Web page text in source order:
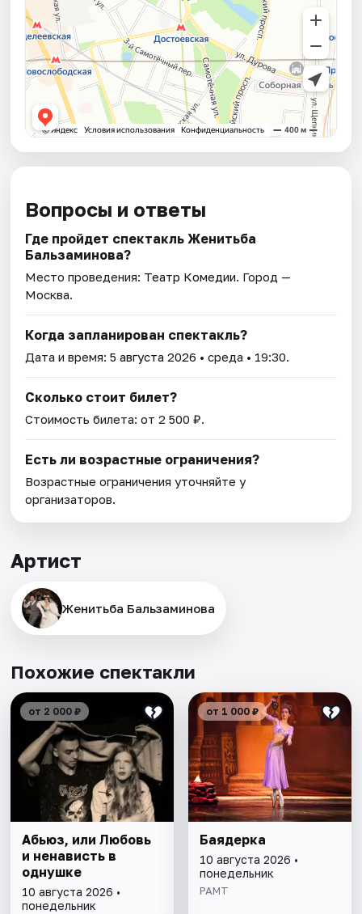
Вопросы и ответы
Где пройдет спектакль Женитьба
Бальзаминова?
Место проведения: Театр Комедии. Город —
Москва.
Когда запланирован спектакль?
Дата и время:5 августа 2026 • среда • 19:30.
Сколько стоит билет?
Стоимость билета: от 2 500 ₽.
Есть ли возрастные ограничения?
Возрастные ограничения уточняйте у
организаторов.
Артист
Женитьба Бальзаминова
Похожие спектакли
от 2 000 ₽
Абьюз, или Любовь
и ненависть в
однушке
10 августа 2026 •
понедельник
от 1 000 ₽
Баядерка
10 августа 2026 •
понедельник
РАМТ